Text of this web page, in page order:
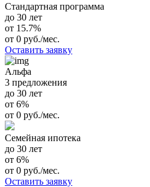
Стандартная программа
до 30 лет
от 15.7%
от 0 руб./мес.
Оставить заявку
Альфа
3 предложения
до 30 лет
от 6%
от 0 руб./мес.
Семейная ипотека
до 30 лет
от 6%
от 0 руб./мес.
Оставить заявку